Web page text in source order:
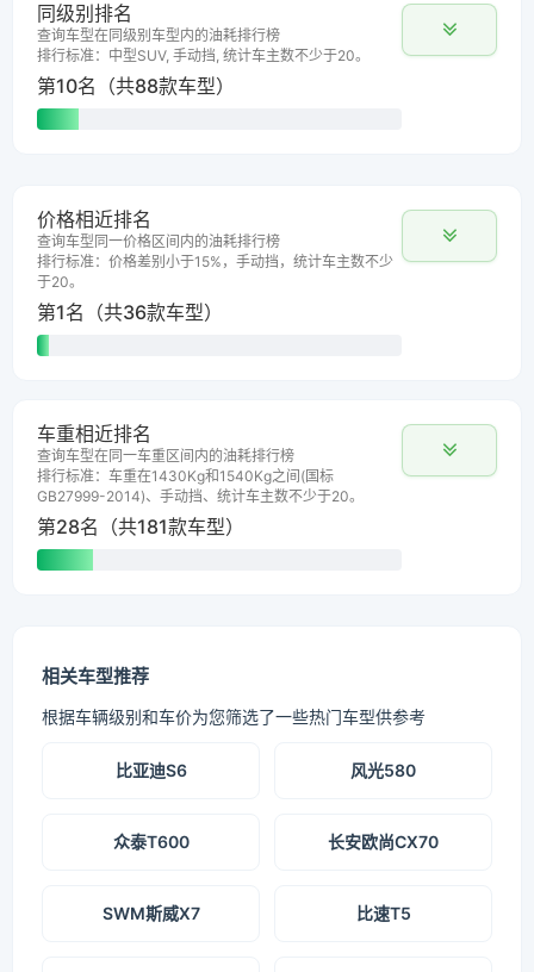
同级别排名
查询车型在同级别车型内的油耗排行榜
排行标准：中型SUV, 手动挡, 统计车主数不少于20。
第10名（共88款车型）
价格相近排名
查询车型同一价格区间内的油耗排行榜
排行标准：价格差别小于15%，手动挡，统计车主数不少
于20。
第1名（共36款车型）
车重相近排名
查询车型在同一车重区间内的油耗排行榜
排行标准：车重在1430Kg和1540Kg之间(国标
GB27999-2014)、手动挡、统计车主数不少于20。
第28名（共181款车型）
相关车型推荐
根据车辆级别和车价为您筛选了一些热门车型供参考
比亚迪S6 风光580
众泰T600 长安欧尚CX70
SWM斯威X7 比速T5